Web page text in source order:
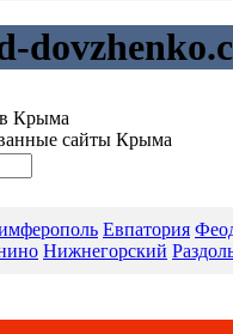
Крыма
сайты Крыма
Евпатория
Нижнегорский